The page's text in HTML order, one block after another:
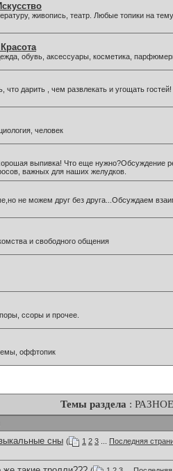
живопись, театр. Любые топики на
обувь, аксессуары, косметика,
что дарить , чем развлекать и угощать
человек
выпивка! Что еще нужно?Обсуждение
важных для наших желудков.
не можем друг без друга...Обсуждаем
и свободного общения
ссоры и прочее.
оффтопик
Темы раздела : РАЗНОЕ
сны ( 1 2 3
Последняя